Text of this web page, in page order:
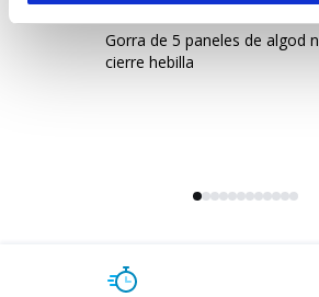
15302
Gorra de 5 paneles de algod
cierre hebilla